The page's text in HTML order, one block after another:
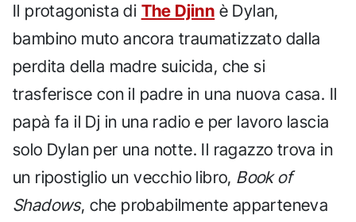
Il protagonista di The Djinn è Dylan,
bambino muto ancora traumatizzato dalla
perdita della madre suicida, che si
trasferisce con il padre in una nuova casa. Il
papà fa il Dj in una radio e per lavoro lascia
solo Dylan per una notte. Il ragazzo trova in
un ripostiglio un vecchio libro, Book of
Shadows, che probabilmente apparteneva